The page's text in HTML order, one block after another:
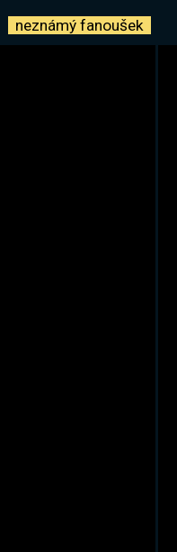
neznámý fanoušek